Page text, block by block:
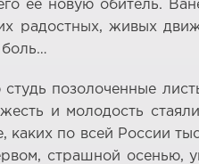
её новую обитель.
радостных, живых
боль…
позолоченные
и молодость
каких по всей России
страшной осенью,